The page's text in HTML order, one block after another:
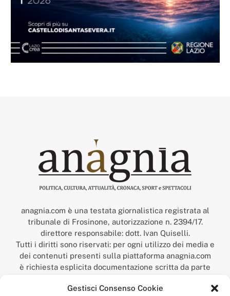
Gestisci Consenso Cookie
anagnia.com è una testata giornalistica registrata al
tribunale di Frosinone, autorizzazione n. 2394/17.
direttore responsabile: dott. Ivan Quiselli.
Tutti i diritti sono riservati: per ogni utilizzo dei media e
dei contenuti presenti sulla piattaforma anagnia.com
è richiesta esplicita documentazione scritta da parte
“Anagnia” è un marchio registrato presso l’Ufficio Italiano